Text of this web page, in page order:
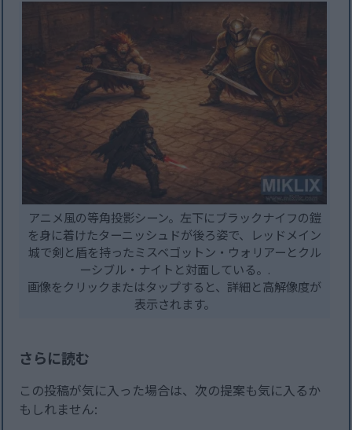
アニメ風の等角投影シーン。左下にブラックナイフの鎧
を身に着けたターニッシュドが後ろ姿で、レッドメイン
城で剣と盾を持ったミスベゴットン・ウォリアーとクル
ーシブル・ナイトと対面している。.
画像をクリックまたはタップすると、詳細と高解像度が
表示されます。
さらに読む
この投稿が気に入った場合は、次の提案も気に入るか
もしれません: